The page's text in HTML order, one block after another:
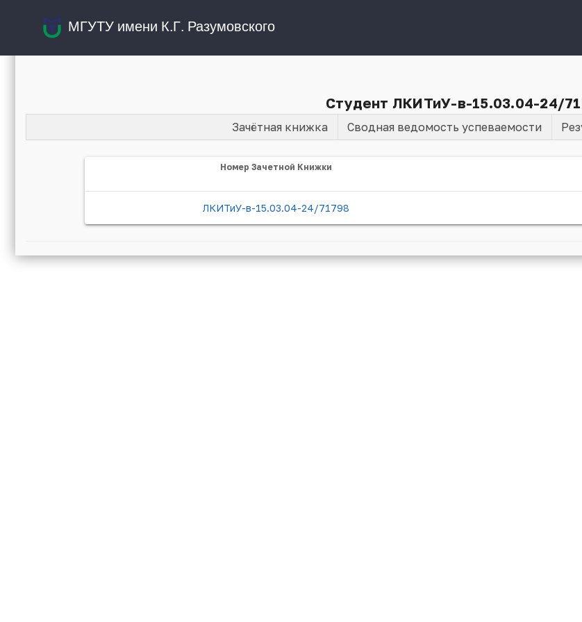
МГУТУ имени К.Г. Разумовского
Студент ЛКИТиУ-в-15.03.04-24/
Зачётная книжка Сводная ведомость успеваемости
Номер Зачетной Книжки
ЛКИТиУ-в-15.03.04-24/71798